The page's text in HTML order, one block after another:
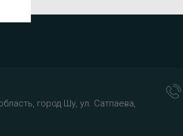
город Шу, ул. Сатпаева,